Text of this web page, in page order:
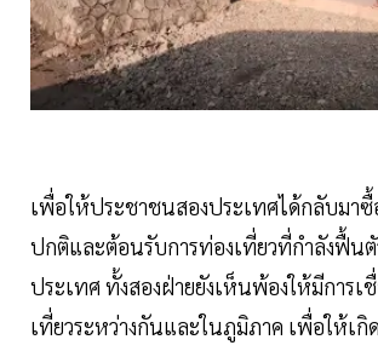
เพื่อให้ประชาชนสองประเทศได้กลับมา
ปกติและต้อนรับการท่องเที่ยวที่กำลังฟื้นตั
ประเทศ ทั้งสองฝ่ายยังเห็นพ้องให้มีการเ
เที่ยวระหว่างกันและในภูมิภาค เพื่อให้เกิ